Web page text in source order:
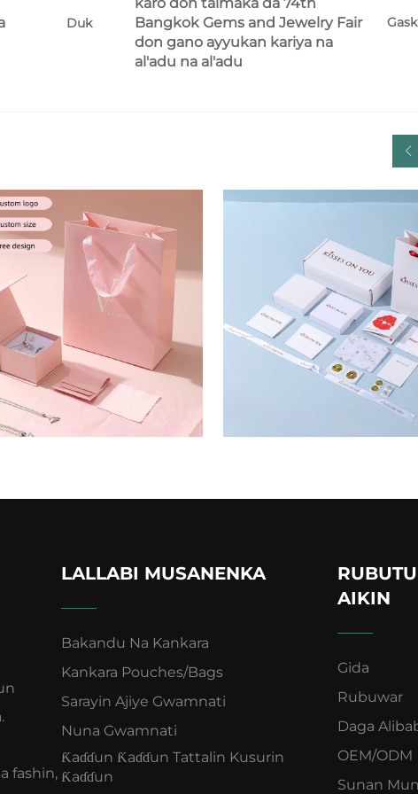
Duk
Bangkok Gems and Jewelry Fair
don gano ayyukan kariya na
al'adu na al'adu
fashin,
LALLABI MUSANENKA
Bakandu Na Kankara
Kankara Pouches/Bags
Sarayin Ajiye Gwamnati
Nuna Gwamnati
Ƙaɗɗun Ƙaɗɗun Tattalin Kusurin
Ƙaɗɗun
RUBUTU
AIKIN
Gida
Rubuwar
Daga
OEM/ODM
Sunan